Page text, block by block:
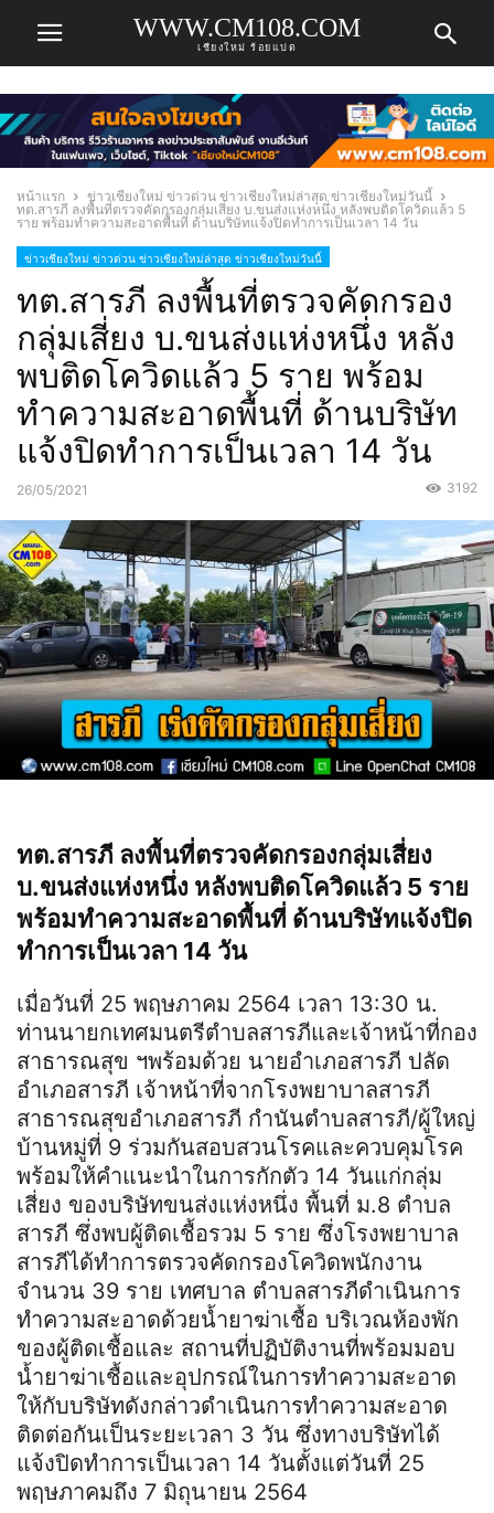
WWW.CM108.COM
เชียงใหม่ ร้อยแปด
หน้าแรก
ข่าวเชียงใหม่ ข่าวด่วน ข่าวเชียงใหม่ล่าสุด ข่าวเชียงใหม่วันนี้
ทต.สารภี ลงพื้นที่ตรวจคัดกรองกลุ่มเสี่ยง บ.ขนส่งแห่งหนึ่ง หลังพบติดโควิดแล้ว 5
ราย พร้อมทำความสะอาดพื้นที่ ด้านบริษัทแจ้งปิดทำการเป็นเวลา 14 วัน
ข่าวเชียงใหม่ ข่าวด่วน ข่าวเชียงใหม่ล่าสุด ข่าวเชียงใหม่วันนี้
ทต.สารภี ลงพื้นที่ตรวจคัดกรอง
กลุ่มเสี่ยง บ.ขนส่งแห่งหนึ่ง หลัง
พบติดโควิดแล้ว 5 ราย พร้อม
ทำความสะอาดพื้นที่ ด้านบริษัท
แจ้งปิดทำการเป็นเวลา 14 วัน
26/05/2021 3192
ทต.สารภี ลงพื้นที่ตรวจคัดกรองกลุ่มเสี่ยง
บ.ขนส่งแห่งหนึ่ง หลังพบติดโควิดแล้ว 5 ราย
พร้อมทำความสะอาดพื้นที่ ด้านบริษัทแจ้งปิด
ทำการเป็นเวลา 14 วัน
เมื่อวันที่ 25 พฤษภาคม 2564 เวลา 13:30 น.
ท่านนายกเทศมนตรีตำบลสารภีและเจ้าหน้าที่กอง
สาธารณสุข ฯพร้อมด้วย นายอำเภอสารภี ปลัด
อำเภอสารภี เจ้าหน้าที่จากโรงพยาบาลสารภี
สาธารณสุขอำเภอสารภี กำนันตำบลสารภี/ผู้ใหญ่
บ้านหมู่ที่ 9 ร่วมกันสอบสวนโรคและควบคุมโรค
พร้อมให้คำแนะนำในการกักตัว 14 วันแก่กลุ่ม
เสี่ยง ของบริษัทขนส่งแห่งหนึ่ง พื้นที่ ม.8 ตำบล
สารภี ซึ่งพบผู้ติดเชื้อรวม 5 ราย ซึ่งโรงพยาบาล
สารภีได้ทำการตรวจคัดกรองโควิดพนักงาน
จำนวน 39 ราย เทศบาล ตำบลสารภีดำเนินการ
ทำความสะอาดด้วยน้ำยาฆ่าเชื้อ บริเวณห้องพัก
ของผู้ติดเชื้อและ สถานที่ปฏิบัติงานที่พร้อมมอบ
น้ำยาฆ่าเชื้อและอุปกรณ์ในการทำความสะอาด
ให้กับบริษัทดังกล่าวดำเนินการทำความสะอาด
ติดต่อกันเป็นระยะเวลา 3 วัน ซึ่งทางบริษัทได้
แจ้งปิดทำการเป็นเวลา 14 วันตั้งแต่วันที่ 25
พฤษภาคมถึง 7 มิถุนายน 2564